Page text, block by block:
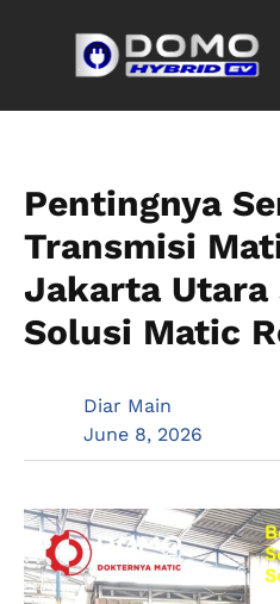
Pentingnya
Transmisi
Jakarta Utara
Solusi Matic
Diar Main
June 8, 2026